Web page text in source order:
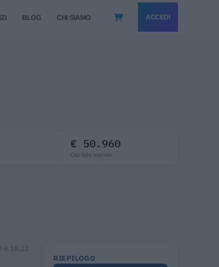
BLOG CHI SIAMO ACCEDI
€ 50.960
Capitale sociale
è 18.12
RIEPILOGO